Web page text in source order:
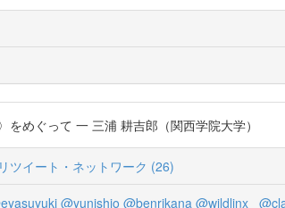
めぐって 一 三浦 耕吉郎（関西学院大学）
リツイート・ネットワーク (26)
@yunishio @benrikana @wildlinx_